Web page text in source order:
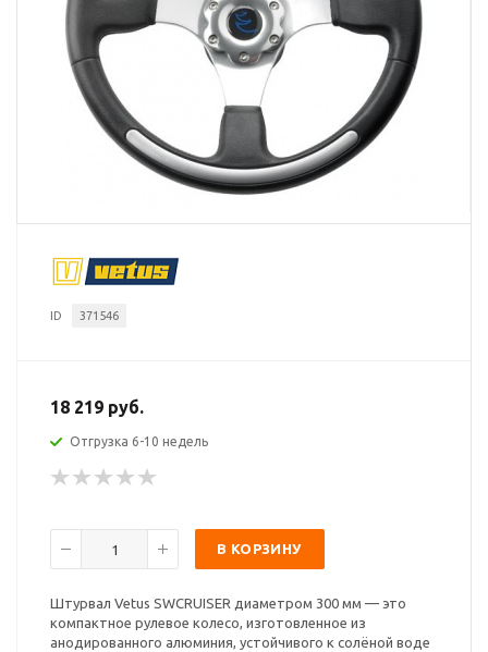
ID 371546
18 219 руб.
Отгрузка 6-10 недель
В КОРЗИНУ
Штурвал Vetus SWCRUISER диаметром 300 мм — это
компактное рулевое колесо, изготовленное из
анодированного алюминия, устойчивого к солёной воде